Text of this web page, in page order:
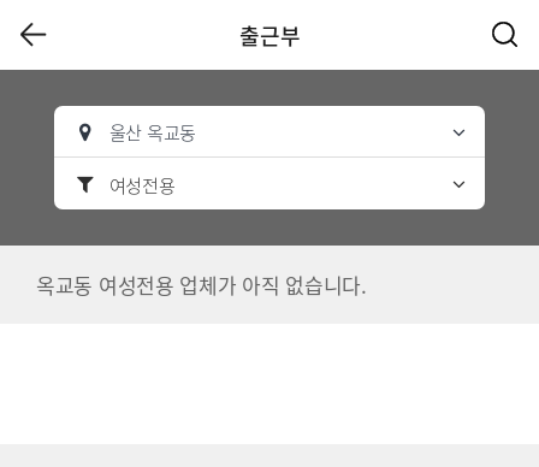
출근부
울산 옥교동
여성전용
옥교동 여성전용 업체가 아직 없습니다.